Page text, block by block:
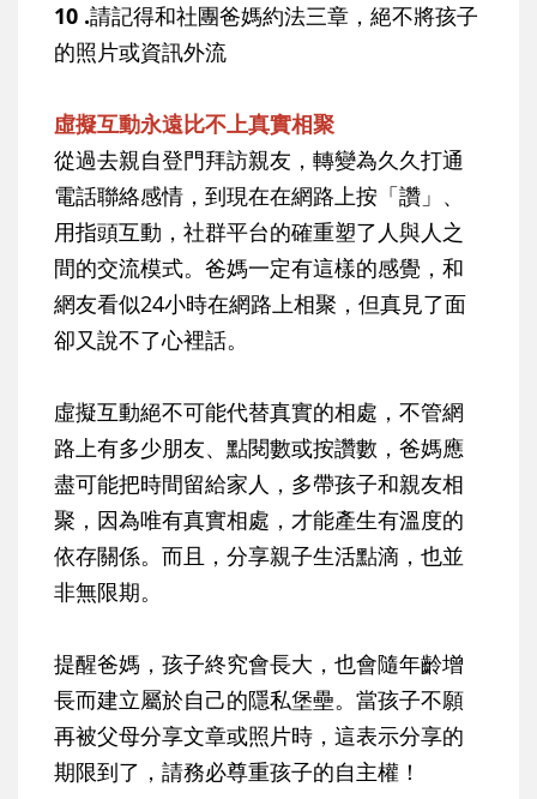
10 .請記得和社團爸媽約法三章，絕不將孩子
的照片或資訊外流
虛擬互動永遠比不上真實相聚
從過去親自登門拜訪親友，轉變為久久打通
電話聯絡感情，到現在在網路上按「讚」、
用指頭互動，社群平台的確重塑了人與人之
間的交流模式。爸媽一定有這樣的感覺，和
網友看似24小時在網路上相聚，但真見了面
卻又說不了心裡話。
虛擬互動絕不可能代替真實的相處，不管網
路上有多少朋友、點閱數或按讚數，爸媽應
盡可能把時間留給家人，多帶孩子和親友相
聚，因為唯有真實相處，才能產生有溫度的
依存關係。而且，分享親子生活點滴，也並
非無限期。
提醒爸媽，孩子終究會長大，也會隨年齡增
長而建立屬於自己的隱私堡壘。當孩子不願
再被父母分享文章或照片時，這表示分享的
期限到了，請務必尊重孩子的自主權！